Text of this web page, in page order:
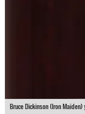
Bruce Dickinson (Iron